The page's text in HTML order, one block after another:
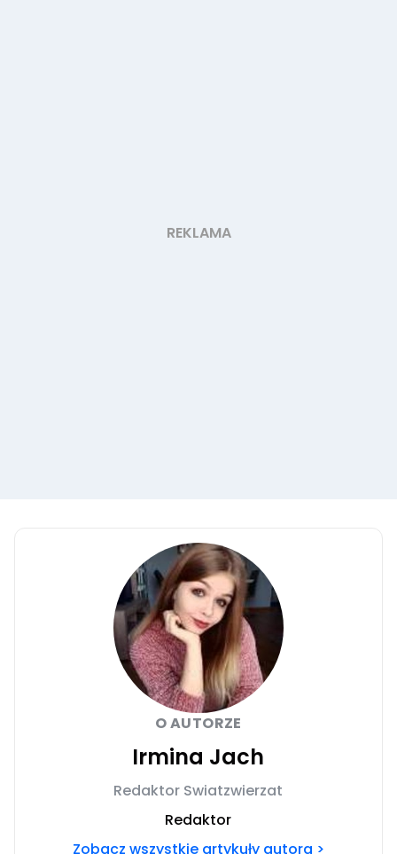
O AUTORZE
Irmina Jach
Redaktor Swiatzwierzat
Redaktor
Zobacz wszystkie artykuły autora >